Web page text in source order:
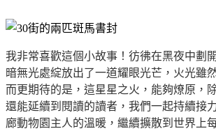
我非常喜歡這個小故事！彷彿在黑夜中劃
暗無光處綻放出了一道耀眼光芒，火光雖
而更期待的是，這星星之火，能夠燎原，
還能延續到閱讀的讀者，我們一起持續接
廊動物園主人的溫暖，繼續擴散到世界上